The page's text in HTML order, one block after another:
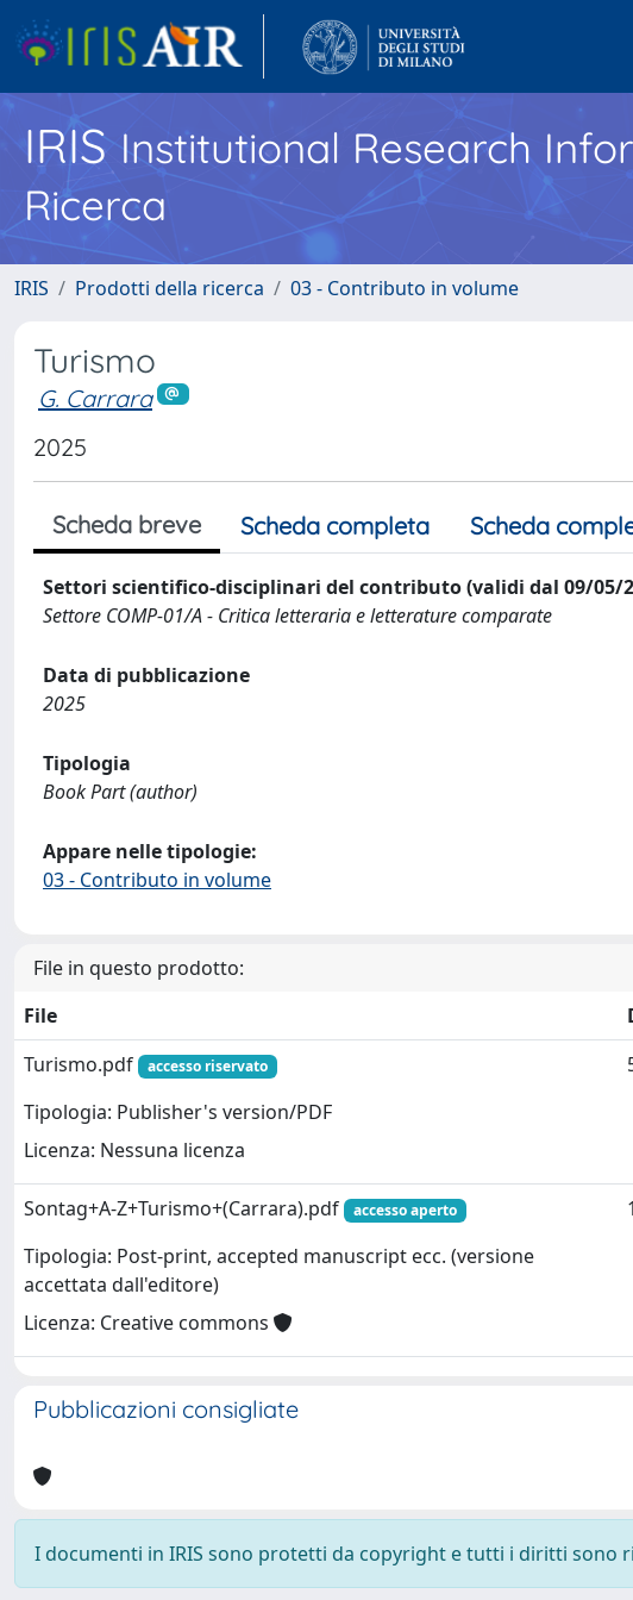
IRISInstitutional Research
Ricerca
IRIS Prodotti della ricerca 03 - Contributo in volume
Turismo
G. Carrara
2025
Scheda breve Scheda completa Scheda
Settori scientifico-disciplinari del contributo (validi dal 09/05/
Settore COMP-01/A - Critica letteraria e letterature comparate
Data di pubblicazione
2025
Tipologia
Book Part (author)
Appare nelle tipologie:
03 - Contributo in volume
File in questo prodotto:
File
Turismo.pdf
accesso riservato
Tipologia: Publisher's version/PDF
Licenza: Nessuna licenza
Sontag+A-Z+Turismo+(Carrara).pdf accesso aperto
Tipologia: Post-print, accepted manuscript ecc. (versione
accettata dall'editore)
Licenza: Creative commons
Pubblicazioni consigliate
I documenti in IRIS sono protetti da copyright e tutti i diritti sono